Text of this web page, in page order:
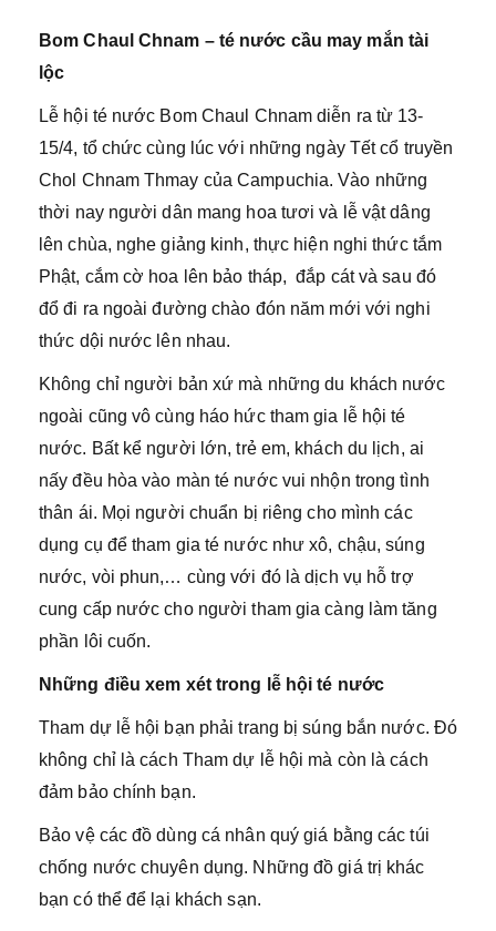
Bom Chaul Chnam – té nước cầu may mắn tài
lộc
Lễ hội té nước Bom Chaul Chnam diễn ra từ 13-
15/4, tổ chức cùng lúc với những ngày Tết cổ truyền
Chol Chnam Thmay của Campuchia. Vào những
thời nay người dân mang hoa tươi và lễ vật dâng
lên chùa, nghe giảng kinh, thực hiện nghi thức tắm
Phật, cắm cờ hoa lên bảo tháp, đắp cát và sau đó
đổ đi ra ngoài đường chào đón năm mới với nghi
thức dội nước lên nhau.
Không chỉ người bản xứ mà những du khách nước
ngoài cũng vô cùng háo hức tham gia lễ hội té
nước. Bất kể người lớn, trẻ em, khách du lịch, ai
nấy đều hòa vào màn té nước vui nhộn trong tình
thân ái. Mọi người chuẩn bị riêng cho mình các
dụng cụ để tham gia té nước như xô, chậu, súng
nước, vòi phun,… cùng với đó là dịch vụ hỗ trợ
cung cấp nước cho người tham gia càng làm tăng
phần lôi cuốn.
Những điều xem xét trong lễ hội té nước
Tham dự lễ hội bạn phải trang bị súng bắn nước. Đó
không chỉ là cách Tham dự lễ hội mà còn là cách
đảm bảo chính bạn.
Bảo vệ các đồ dùng cá nhân quý giá bằng các túi
chống nước chuyên dụng. Những đồ giá trị khác
bạn có thể để lại khách sạn.